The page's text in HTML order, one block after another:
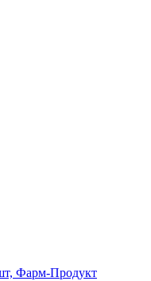
Фарм-Продукт